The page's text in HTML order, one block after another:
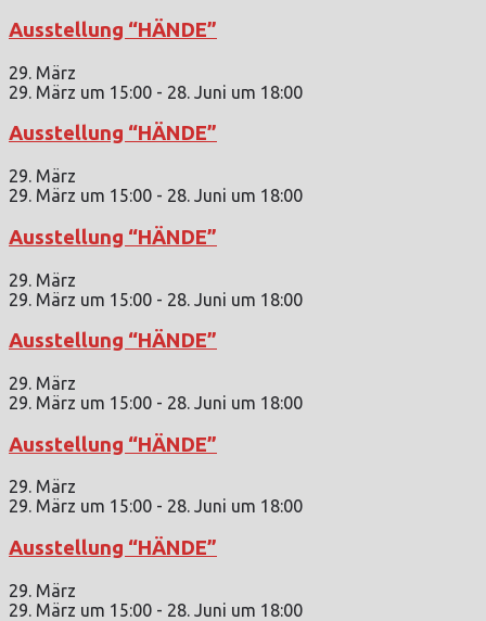
Ausstellung “HÄNDE”
29. März
29. März um 15:00 - 28. Juni um 18:00
Ausstellung “HÄNDE”
29. März
29. März um 15:00 - 28. Juni um 18:00
Ausstellung “HÄNDE”
29. März
29. März um 15:00 - 28. Juni um 18:00
Ausstellung “HÄNDE”
29. März
29. März um 15:00 - 28. Juni um 18:00
Ausstellung “HÄNDE”
29. März
29. März um 15:00 - 28. Juni um 18:00
Ausstellung “HÄNDE”
29. März
29. März um 15:00 - 28. Juni um 18:00